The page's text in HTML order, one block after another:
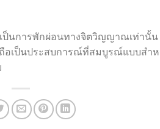
ป็นการพักผ่อนทางจิตวิญญาณเท่านั้น
เป็นประสบการณ์ที่สมบูรณ์แบบสำห